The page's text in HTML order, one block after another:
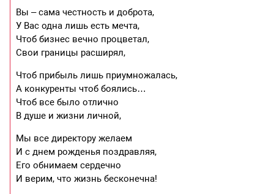
Вы – сама честность и доброта,
У Вас одна лишь есть мечта,
Чтоб бизнес вечно процветал,
Свои границы расширял,
Чтоб прибыль лишь приумножалась,
А конкуренты чтоб боялись…
Чтоб все было отлично
В душе и жизни личной,
Мы все директору желаем
И с днем рожденья поздравляя,
Его обнимаем сердечно
И верим, что жизнь бесконечна!